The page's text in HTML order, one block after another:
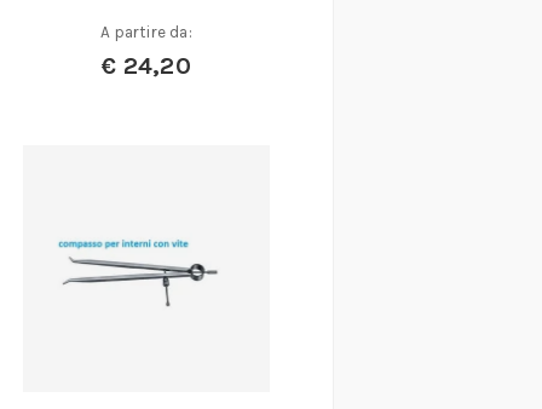
A partire da:
€ 24,20